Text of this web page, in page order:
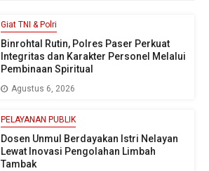
Giat TNI & Polri
Binrohtal Rutin, Polres Paser Perkuat
Integritas dan Karakter Personel Melalui
Pembinaan Spiritual
Agustus 6, 2026
PELAYANAN PUBLIK
Dosen Unmul Berdayakan Istri Nelayan
Lewat Inovasi Pengolahan Limbah
Tambak